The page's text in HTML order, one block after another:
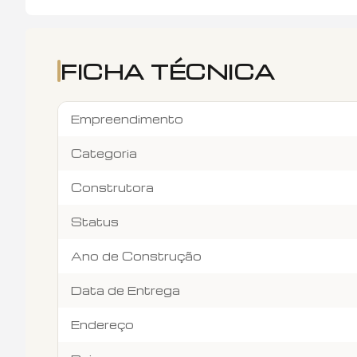
FICHA TÉCNICA
Empreendimento
Categoria
Construtora
Status
Ano de Construção
Data de Entrega
Endereço